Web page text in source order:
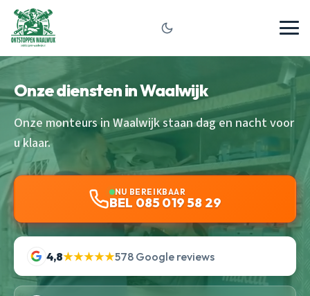
Onze diensten in Waalwijk
Onze monteurs in Waalwijk staan dag en nacht voor
u klaar.
NU BEREIKBAAR
BEL 085 019 58 29
4,8★★★★★578 Google reviews